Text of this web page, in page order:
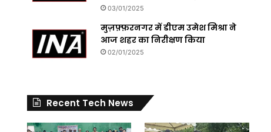
03/01/2025
मुज़फ़्फ़रनगर में डीएम उमेश मिश्रा ने
आज शहर का निरीक्षण किया
02/01/2025
Recent Tech News